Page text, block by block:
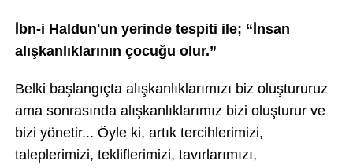
İbn-i Haldun'un yerinde tespiti ile; “İnsan
alışkanlıklarının çocuğu olur.”
Belki başlangıçta alışkanlıklarımızı biz oluştururuz
ama sonrasında alışkanlıklarımız bizi oluşturur ve
bizi yönetir... Öyle ki, artık tercihlerimizi,
taleplerimizi, tekliflerimizi, tavırlarımızı,